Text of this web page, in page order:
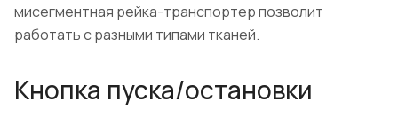
мисегментная рейка-транспортер позволит
работать с разными типами тканей.
Кнопка пуска/остановки